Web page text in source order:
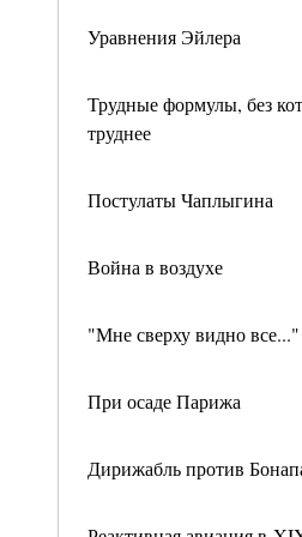
Уравнения Эйлера
Трудные формулы, без
труднее
Постулаты Чаплыгина
Война в воздухе
"Мне сверху видно все..."
При осаде Парижа
Дирижабль против